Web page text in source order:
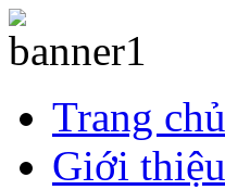
Trang chủ
Giới thiệu